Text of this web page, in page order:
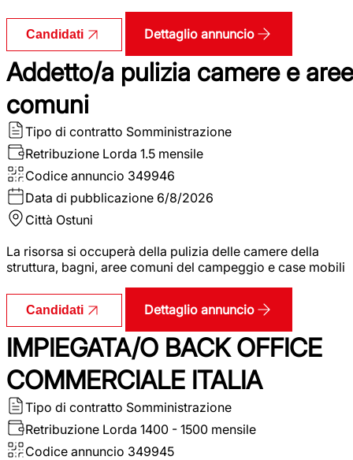
Candidati Dettaglio annuncio
Addetto/a pulizia camere e aree
comuni
Tipo di contratto Somministrazione
Retribuzione Lorda 1.5 mensile
Codice annuncio 349946
Data di pubblicazione 6/8/2026
Città Ostuni
La risorsa si occuperà della pulizia delle camere della
struttura, bagni, aree comuni del campeggio e case mobili
Candidati Dettaglio annuncio
IMPIEGATA/O BACK OFFICE
COMMERCIALE ITALIA
Tipo di contratto Somministrazione
Retribuzione Lorda 1400 - 1500 mensile
Codice annuncio 349945